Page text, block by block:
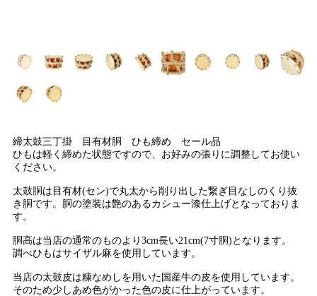
締太鼓三丁掛 目有材胴 ひも締め セール品
ひもは軽く締めた状態ですので、お好みの張りに調整してお使い
ください。
太鼓胴は目有材(セン)で丸太から削り出した繋ぎ目なしのくり抜
き胴です。胴の塗装は艶のあるカシュー漆仕上げとなっておりま
す。
胴高は当店の通常のものより3cm長い21cm(7寸胴)となります。
調べひもはサイザル麻を使用しています。
当店の太鼓皮は糠なめしを用いた国産牛の皮を使用しています。
そのため少しあめ色がかった色の皮に仕上がっています。